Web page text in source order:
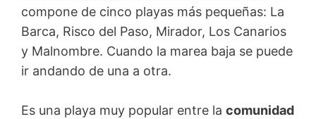
compone de cinco playas más pequeñas: La
Barca, Risco del Paso, Mirador, Los Canarios
y Malnombre. Cuando la marea baja se puede
ir andando de una a otra.
Es una playa muy popular entre la comunidad